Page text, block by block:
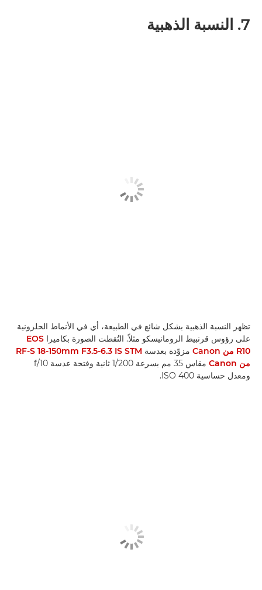
7. النسبة الذهبية
تظهر النسبة الذهبية بشكل شائع في الطبيعة، أي في الأنماط الحلزونية
على رؤوس قرنبيط الرومانيسكو مثلاً. التُقطت الصورة بكاميرا EOS
R10 من Canon
مزوّدة بعدسة RF-S 18-150mm F3.5-6.3 IS STM
من Canon
مقاس 35 مم بسرعة 1/200 ثانية وفتحة عدسة f/10
ومعدل حساسية ISO 400.